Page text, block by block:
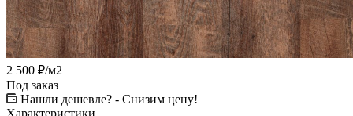
2 500 ₽/м2
Под заказ
Нашли дешевле? - Снизим цену!
Характеристики